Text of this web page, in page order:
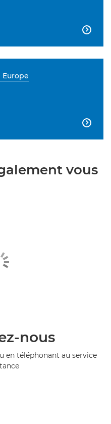

Europe

vous
nous
en téléphonant au service